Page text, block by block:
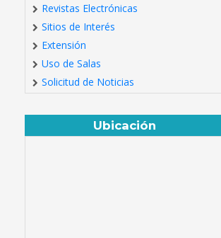
Revistas Electrónicas
Sitios de Interés
Extensión
Uso de Salas
Solicitud de Noticias
Ubicación